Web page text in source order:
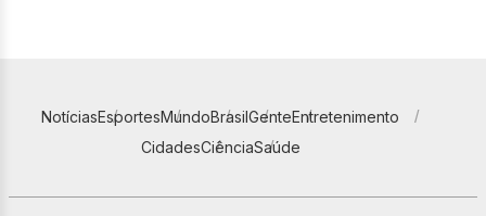
NotíciasEsportesMundoBrasilGenteEntretenimento
CidadesCiênciaSaúde